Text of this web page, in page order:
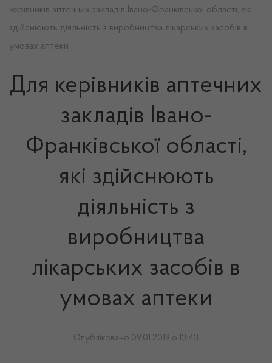
керівників аптечних закладів Івано-Франківської області, які
здійснюють діяльність з виробництва лікарських засобів в
умовах аптеки
Для керівників аптечних
закладів Івано-
Франківської області,
які здійснюють
діяльність з
виробництва
лікарських засобів в
умовах аптеки
Опубліковано 09.01.2019 о 13:43